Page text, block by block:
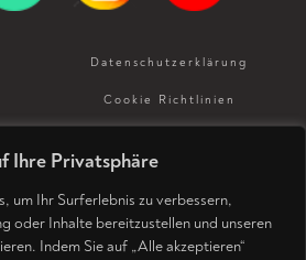
Ihre Privatsphäre
um Ihr Surferlebnis zu verbessern,
oder Inhalte bereitzustellen und unseren
Indem Sie auf „Alle akzeptieren“
Datenschutz­erklärung
Cookie Richtlinien
Designed and Developed by